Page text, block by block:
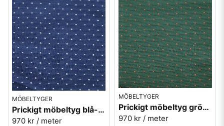
MÖBELTYGER
Prickigt möbeltyg blå-vit Micro nr.54
970 kr / meter
MÖBELTYGER
Prickigt möbeltyg grön-röd Micro nr.72
970 kr / meter